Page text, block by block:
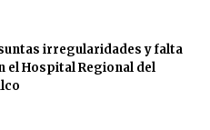
irregularidades y falta
el Hospital Regional del